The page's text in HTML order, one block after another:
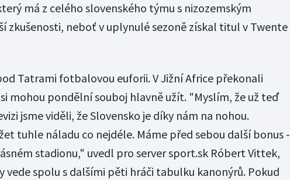
má z celého slovenského týmu s nizozemským
zkušenosti, neboť v uplynulé sezoně získal titul v Twente
Tatrami fotbalovou euforii. V Jižní Africe překonali
mohou pondělní souboj hlavně užít. "Myslím, že už teď
jsme viděli, že Slovensko je díky nám na nohou.
tuhle náladu co nejdéle. Máme před sebou další bonus -
stadionu," uvedl pro server sport.sk Róbert Vittek,
vede spolu s dalšími pěti hráči tabulku kanonýrů. Pokud